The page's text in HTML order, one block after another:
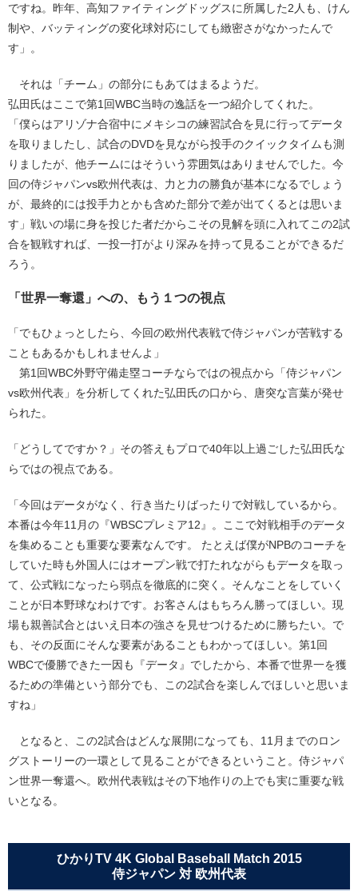
ですね。昨年、高知ファイティングドッグスに所属した2人も、けん
制や、バッティングの変化球対応にしても緻密さがなかったんで
す」。
それは「チーム」の部分にもあてはまるようだ。
弘田氏はここで第1回WBC当時の逸話を一つ紹介してくれた。
「僕らはアリゾナ合宿中にメキシコの練習試合を見に行ってデータ
を取りましたし、試合のDVDを見ながら投手のクイックタイムも測
りましたが、他チームにはそういう雰囲気はありませんでした。今
回の侍ジャパンvs欧州代表は、力と力の勝負が基本になるでしょう
が、最終的には投手力とかも含めた部分で差が出てくるとは思いま
す」戦いの場に身を投じた者だからこその見解を頭に入れてこの2試
合を観戦すれば、一投一打がより深みを持って見ることができるだ
ろう。
「世界一奪還」への、もう１つの視点
「でもひょっとしたら、今回の欧州代表戦で侍ジャパンが苦戦する
こともあるかもしれませんよ」
第1回WBC外野守備走塁コーチならではの視点から「侍ジャパン
vs欧州代表」を分析してくれた弘田氏の口から、唐突な言葉が発せ
られた。
「どうしてですか？」その答えもプロで40年以上過ごした弘田氏な
らではの視点である。
「今回はデータがなく、行き当たりばったりで対戦しているから。
本番は今年11月の『WBSCプレミア12』。ここで対戦相手のデータ
を集めることも重要な要素なんです。 たとえば僕がNPBのコーチを
していた時も外国人にはオープン戦で打たれながらもデータを取っ
て、公式戦になったら弱点を徹底的に突く。そんなことをしていく
ことが日本野球なわけです。お客さんはもちろん勝ってほしい。現
場も親善試合とはいえ日本の強さを見せつけるために勝ちたい。で
も、その反面にそんな要素があることもわかってほしい。第1回
WBCで優勝できた一因も『データ』でしたから、本番で世界一を獲
るための準備という部分でも、この2試合を楽しんでほしいと思いま
すね」
となると、この2試合はどんな展開になっても、11月までのロン
グストーリーの一環として見ることができるということ。侍ジャパ
ン世界一奪還へ。欧州代表戦はその下地作りの上でも実に重要な戦
いとなる。
ひかりTV 4K Global Baseball Match 2015
侍ジャパン 対 欧州代表